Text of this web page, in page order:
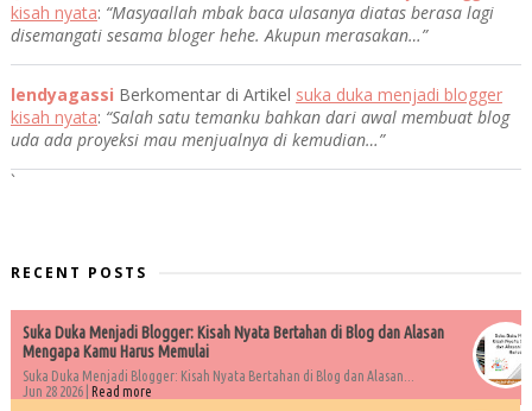
kisah nyata: “Masyaallah mbak baca ulasanya diatas berasa lagi
disemangati sesama bloger hehe. Akupun merasakan…”
lendyagassi Berkomentar di Artikel suka duka menjadi blogger
kisah nyata: “Salah satu temanku bahkan dari awal membuat blog
uda ada proyeksi mau menjualnya di kemudian…”
`
RECENT POSTS
Suka Duka Menjadi Blogger: Kisah Nyata Bertahan di Blog dan Alasan
Mengapa Kamu Harus Memulai
Suka Duka Menjadi Blogger: Kisah Nyata Bertahan di Blog dan Alasan...
Jun 28 2026 | Read more